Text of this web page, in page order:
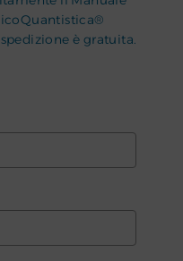
è gratuita.